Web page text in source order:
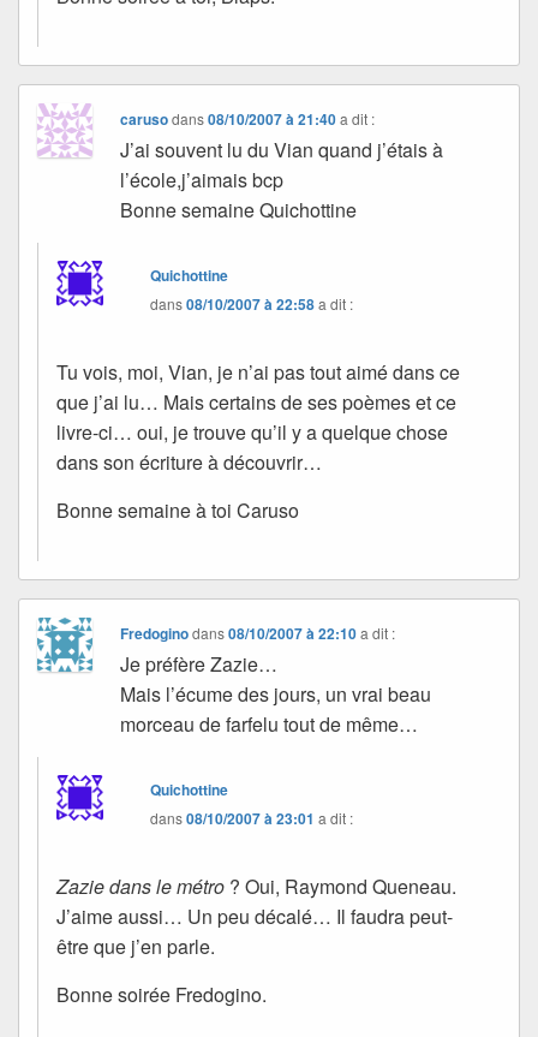
carusodans08/10/2007 à 21:40 a dit :
J’ai souvent lu du Vian quand j’étais à
l’école,j’aimais bcp
Bonne semaine Quichottine
Quichottine
dans08/10/2007 à 22:58a dit :
Tu vois, moi, Vian, je n’ai pas tout aimé dans ce
que j’ai lu… Mais certains de ses poèmes et ce
livre-ci… oui, je trouve qu’il y a quelque chose
dans son écriture à découvrir…
Bonne semaine à toi Caruso
Fredoginodans08/10/2007 à 22:10 a dit :
Je préfère Zazie…
Mais l’écume des jours, un vrai beau
morceau de farfelu tout de même…
Quichottine
dans08/10/2007 à 23:01 a dit :
Zazie dans le métro ? Oui, Raymond Queneau.
J’aime aussi… Un peu décalé… Il faudra peut-
être que j’en parle.
Bonne soirée Fredogino.